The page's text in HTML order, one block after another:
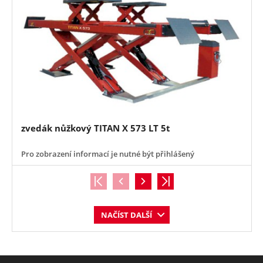
zvedák nůžkový TITAN X 573 LT 5t
Pro zobrazení informací je nutné být přihlášený
NAČÍST DALŠÍ